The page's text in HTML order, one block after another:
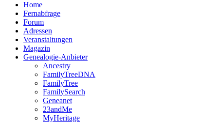
Home
Fernabfrage
Forum
Adressen
Veranstaltungen
Magazin
Genealogie-Anbieter
Ancestry
FamilyTreeDNA
FamilyTree
FamilySearch
Geneanet
23andMe
MyHeritage